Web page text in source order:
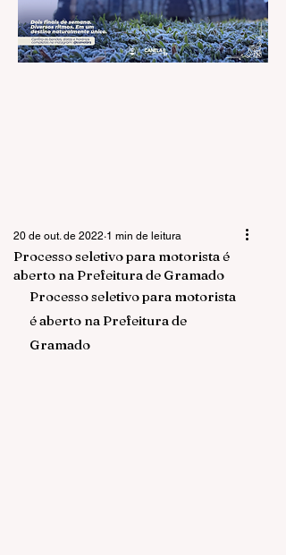
Processo seletivo para motorista é
aberto na Prefeitura de Gramado
20 de out. de 2022 1 min de leitura
Processo seletivo para motorista
é aberto na Prefeitura de
Gramado